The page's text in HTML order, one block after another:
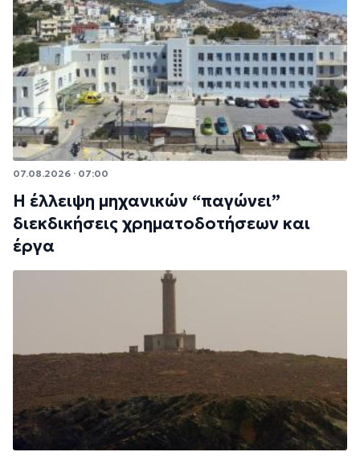
07.08.2026 · 07:00
Η έλλειψη μηχανικών “παγώνει”
διεκδικήσεις χρηματοδοτήσεων και
έργα